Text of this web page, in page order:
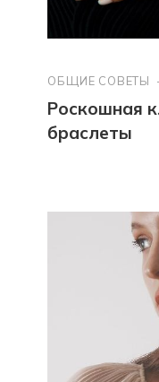
ОБЩИЕ СОВЕТЫ
Роскошная
браслеты